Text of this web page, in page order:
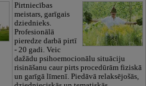
Pirtniecības
meistars, garīgais
dziednieks.
Profesionālā
pieredze darbā pirtī
- 20 gadi. Veic
dažādu psihoemocionālu situāciju
risināšanu caur pirts procedūrām fiziskā
un garīgā līmenī. Piedāvā relaksējošās,